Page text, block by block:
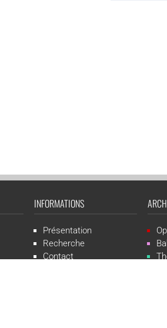
INFORMATIONS
Présentation
Recherche
Contact